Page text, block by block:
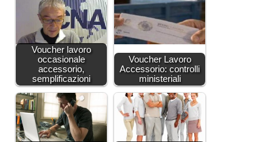
Voucher lavoro
occasionale
accessorio,
semplificazioni
Voucher Lavoro
Accessorio: controlli
ministeriali